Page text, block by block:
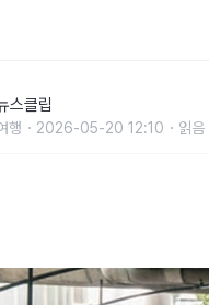
스클립
행 2026-05-20 12:10 읽음